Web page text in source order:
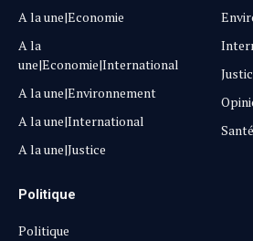
A la une|Economie
A la
une|Economie|International
A la une|Environnement
A la une|International
A la une|Justice
Santé
Politique
Politique